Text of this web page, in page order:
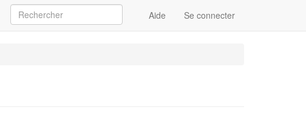
Aide Se connecter